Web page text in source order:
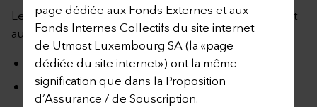
page dédiée aux Fonds Externes et aux
Fonds Internes Collectifs du site internet
de Utmost Luxembourg SA (la «page
dédiée du site internet») ont la même
signification que dans la Proposition
d’Assurance / de Souscription.
Les informations fournies sur cette page s’appliquent
aux contrats suivants :
Select Client Plan
Corporate Select Plan